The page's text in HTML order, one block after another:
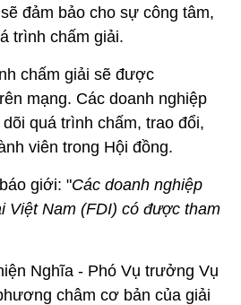
đảm bảo cho sự công tâm,
trình chấm giải.
chấm giải sẽ được
mạng. Các doanh nghiệp
quá trình chấm, trao đổi,
viên trong Hội đồng.
giới: "Các doanh nghiệp
Việt Nam (FDI) có được tham
Nghĩa - Phó Vụ trưởng Vụ
châm cơ bản của giải